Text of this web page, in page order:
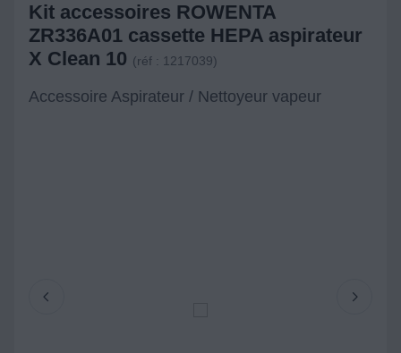
Kit accessoires ROWENTA
ZR336A01 cassette HEPA aspirateur
X Clean 10 (réf : 1217039)
Accessoire Aspirateur / Nettoyeur vapeur